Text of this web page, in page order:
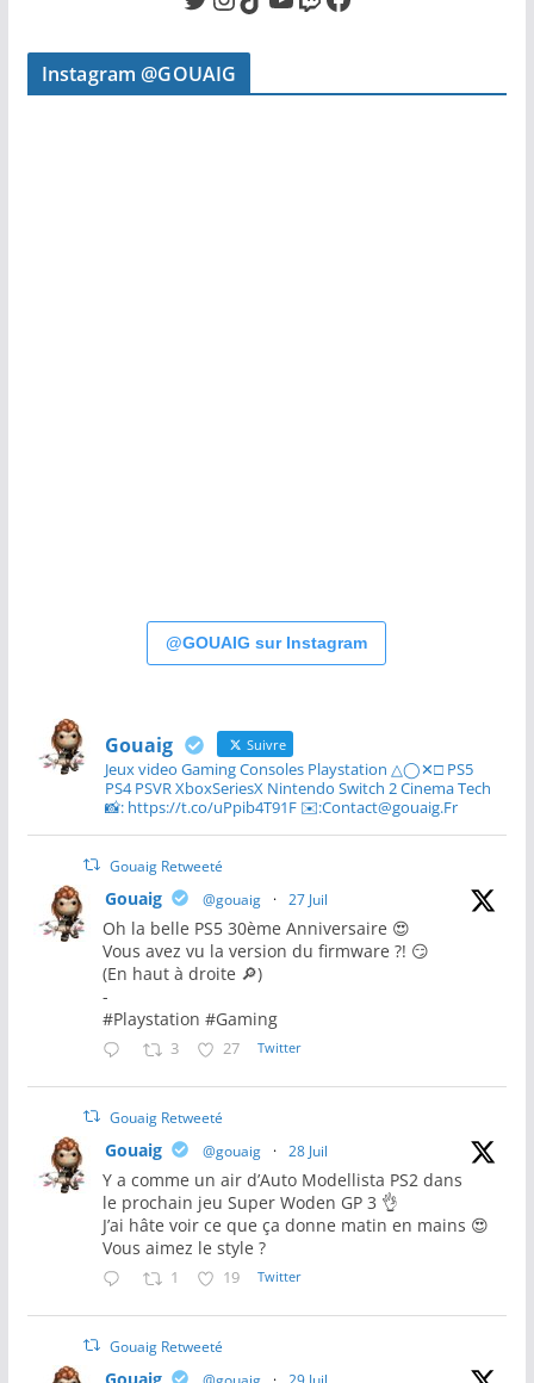
Instagram @GOUAIG
@GOUAIG sur Instagram
Gouaig Suivre
Jeux video Gaming Consoles Playstation △◯✕□ PS5
PS4 PSVR XboxSeriesX Nintendo Switch 2 Cinema Tech
📸: https://t.co/uPpib4T91F ✉️:Contact@gouaig.Fr
Gouaig Retweeté
Gouaig @gouaig · 27 Juil
Oh la belle PS5 30ème Anniversaire 😍
Vous avez vu la version du firmware ?! 😏
(En haut à droite 🔎)
-
#Playstation #Gaming
3 27 Twitter
Gouaig Retweeté
Gouaig @gouaig · 28 Juil
Y a comme un air d’Auto Modellista PS2 dans
le prochain jeu Super Woden GP 3 👌
J’ai hâte voir ce que ça donne matin en mains 😍
Vous aimez le style ?
1 19 Twitter
Gouaig Retweeté
Gouaig